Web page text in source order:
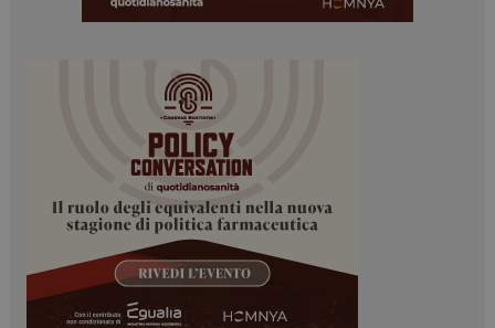
sito web abilitandone funzionalità di base quali la
navigazione sulle pagine e l'accesso alle aree
protette del sito. Il sito web non è in grado di
funzionare correttamente senza questi cookie.
NOME
FORNITORE / DOMINIO
.dailyhealthindustry.it